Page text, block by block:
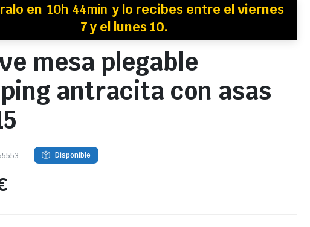
en 10h 44min y lo recibes entre el viernes
7 y el lunes 10.
mesa plegable
antracita con asas
Disponible